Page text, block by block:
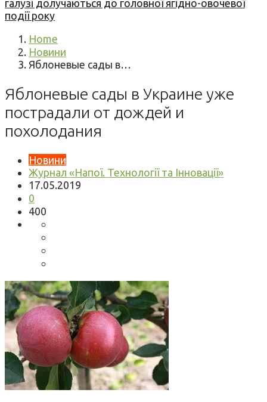
галузі долучаються до головної ягідно-овочевої
події року
Home
Новини
Яблоневые сады в…
Яблоневые сады в Украине уже
пострадали от дождей и
похолодания
Новини
Журнал «Напої. Технології та Інновації»
17.05.2019
0
400